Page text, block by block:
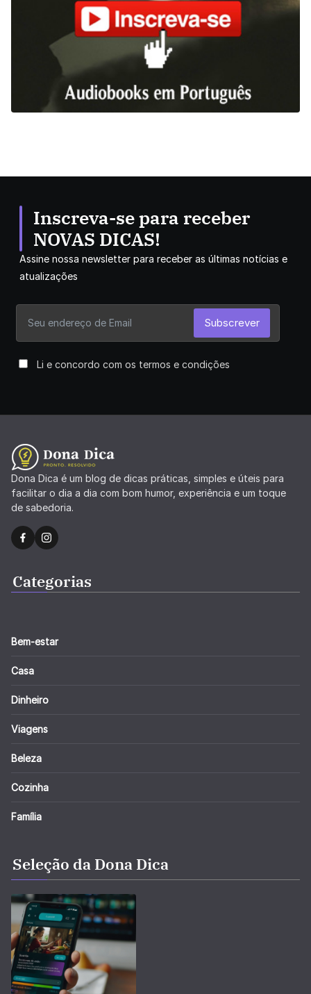
Inscreva-se para receber
NOVAS DICAS!
Assine nossa newsletter para receber as últimas notícias e
atualizações
Li e concordo com os termos e condições
Subscrever
Dona Dica é um blog de dicas práticas, simples e úteis para
facilitar o dia a dia com bom humor, experiência e um toque
de sabedoria.
Categorias
Bem-estar
Casa
Dinheiro
Viagens
Beleza
Cozinha
Família
Seleção da Dona Dica